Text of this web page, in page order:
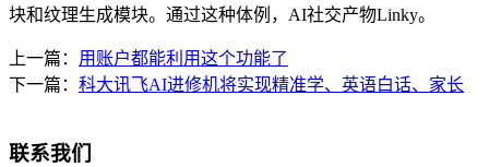
块和纹理生成模块。通过这种体例，AI社交产物Linky。
上一篇： 用账户都能利用这个功能了
下一篇： 科大讯飞AI进修机将实现精准学、英语白话、家长
联系我们